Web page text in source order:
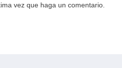
vez que haga un comentario.